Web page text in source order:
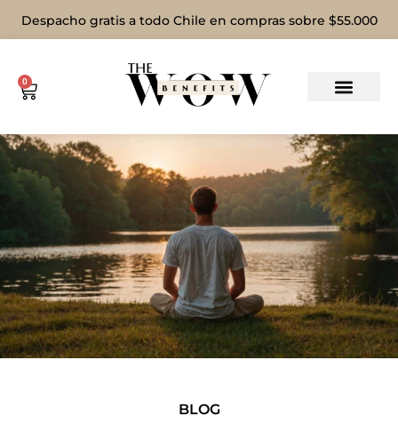
Despacho gratis a todo Chile en compras sobre $55.000
0
BLOG